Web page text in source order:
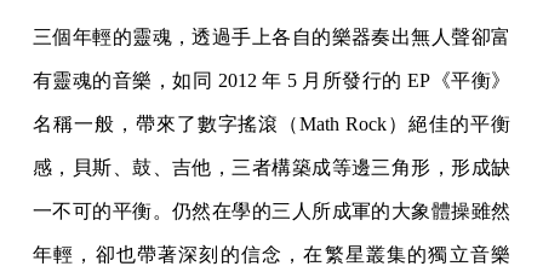
三個年輕的靈魂，透過手上各自的樂器奏出無人聲卻富
有靈魂的音樂，如同 2012 年 5 月所發行的 EP《平衡》
名稱一般，帶來了數字搖滾（Math Rock）絕佳的平衡
感，貝斯、鼓、吉他，三者構築成等邊三角形，形成缺
一不可的平衡。仍然在學的三人所成軍的大象體操雖然
年輕，卻也帶著深刻的信念，在繁星叢集的獨立音樂